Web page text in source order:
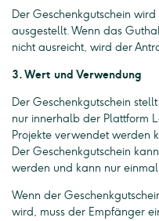
Der Geschenkgutschein
ausgestellt. Wenn das
nicht ausreicht, wird der
3. Wert und Verwendung
Der Geschenkgutschein
nur innerhalb der Plattform
Projekte verwendet werden
Der Geschenkgutschein
werden und kann nur
Wenn der
wird, muss der Empfänger